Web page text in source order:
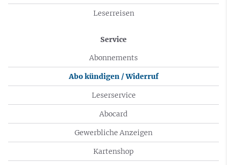
Leserreisen
Service
Abonnements
Abo kündigen / Widerruf
Leserservice
Abocard
Gewerbliche Anzeigen
Kartenshop